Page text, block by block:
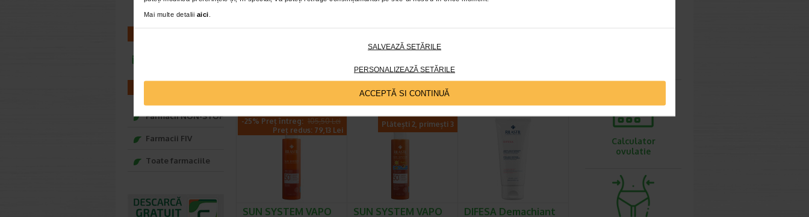
Mai multe detalii aici
SALVEAZĂ SETĂRILE
PERSONALIZEAZĂ SETĂRILE
ACCEPTĂ SI CONTINUĂ
VEZI PRODUSE DIN ACEEASI CATEGORIE
-25% Preț întreg: 105,50 Lei
Preț redus: 79,13 Lei
SUN SYSTEM VAPO
Plătești 2, primești 3
SUN SYSTEM VAPO
DIFESA Demachiant
Baylis&Harding
Farmacii NON-STOP
Farmacii FIV
Toate farmaciile
Calculator
ovulatie